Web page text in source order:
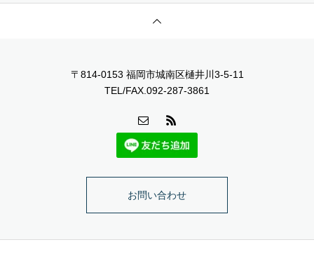
〒814-0153 福岡市城南区樋井川3-5-11
TEL/FAX.092-287-3861
お問い合わせ